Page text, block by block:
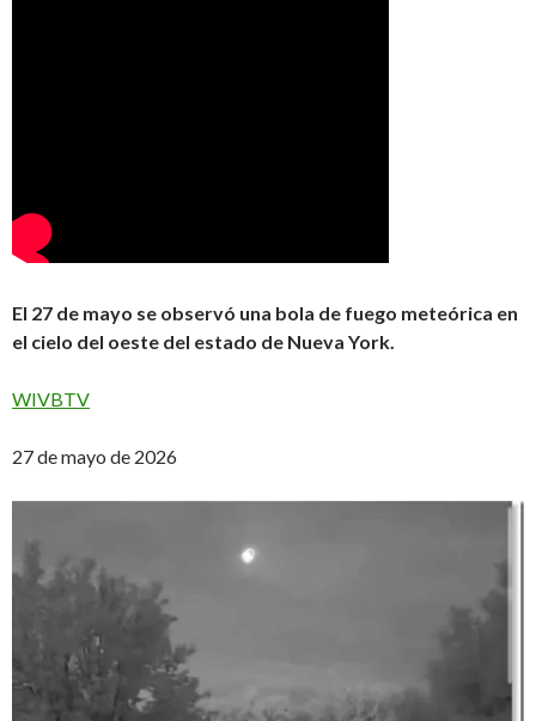
El 27 de mayo se observó una bola de fuego meteórica en
el cielo del oeste del estado de Nueva York.
WIVBTV
27 de mayo de 2026